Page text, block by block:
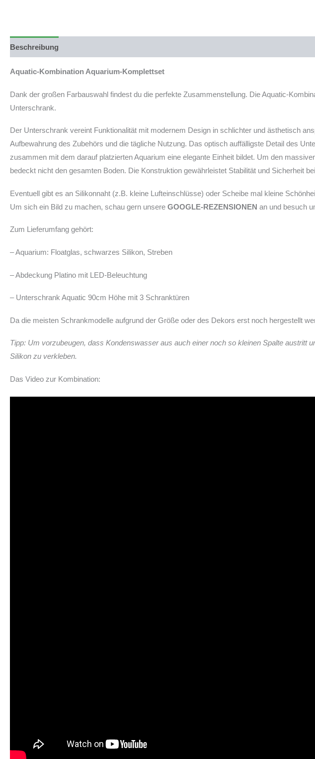
Beschreibung
Aquatic-Kombination Aquarium-Komplettset
Dank der großen Farbauswahl findest du die perfekte Zusammenstellung. Die Aquatic-
Unterschrank.
Der Unterschrank vereint Funktionalität mit modernem Design in schlichter und ästhetisch
Aufbewahrung des Zubehörs und die tägliche Nutzung. Das optisch auffälligste Detail des
zusammen mit dem darauf platzierten Aquarium eine elegante Einheit bildet. Um den
bedeckt nicht den gesamten Boden. Die Konstruktion gewährleistet Stabilität und Sicherheit
Eventuell gibt es an Silikonnaht (z.B. kleine Lufteinschlüsse) oder Scheibe mal kleine
Um sich ein Bild zu machen, schau gern unsere GOOGLE-REZENSIONEN an und besuch
Zum Lieferumfang gehört:
– Aquarium: Floatglas, schwarzes Silikon, Streben
– Abdeckung Platino mit LED-Beleuchtung
– Unterschrank Aquatic 90cm Höhe mit 3 Schranktüren
Da die meisten Schrankmodelle aufgrund der Größe oder des Dekors erst noch hergestellt
Tipp: Um vorzubeugen, dass Kondenswasser aus auch einer noch so kleinen Spalte austritt
Silikon zu verkleben.
Das Video zur Kombination: